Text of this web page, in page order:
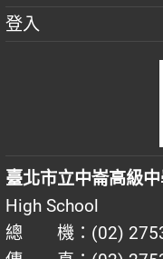
登入
臺北市立中崙高級
High School
總 機：(02)